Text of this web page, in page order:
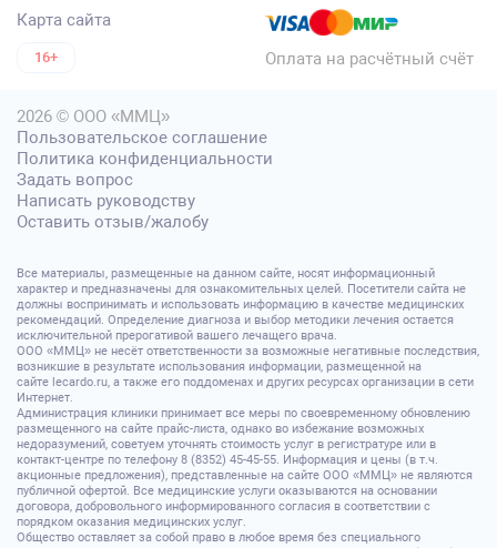
Карта сайта
16+ Оплата на расчётный счёт
2026 © ООО «ММЦ»
Пользовательское соглашение
Политика конфиденциальности
Задать вопрос
Написать руководству
Оставить отзыв/жалобу
Все материалы, размещенные на данном сайте, носят информационный
характер и предназначены для ознакомительных целей. Посетители сайта не
должны воспринимать и использовать информацию в качестве медицинских
рекомендаций. Определение диагноза и выбор методики лечения остается
исключительной прерогативой вашего лечащего врача.
ООО «ММЦ» не несёт ответственности за возможные негативные последствия,
возникшие в результате использования информации, размещенной на
сайте lecardo.ru, а также его поддоменах и других ресурсах организации в сети
Интернет.
Администрация клиники принимает все меры по своевременному обновлению
размещенного на сайте прайс-листа, однако во избежание возможных
недоразумений, советуем уточнять стоимость услуг в регистратуре или в
контакт-центре по телефону 8 (8352) 45-45-55. Информация и цены (в т.ч.
акционные предложения), представленные на сайте ООО «ММЦ» не являются
публичной офертой. Все медицинские услуги оказываются на основании
договора, добровольного информированного согласия в соответствии с
порядком оказания медицинских услуг.
Общество оставляет за собой право в любое время без специального